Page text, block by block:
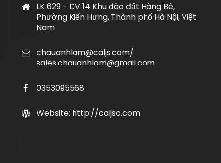
LK 629 - DV 14 Khu đào đất Hàng Bè,
Phường Kiến Hưng, Thành phố Hà Nội, Việt
Nam
chauanhlam@caljs.com/
sales.chauanhlam@gmail.com
0353095568
Website: http://caljsc.com